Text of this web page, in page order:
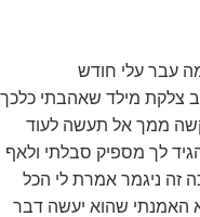
מה עבר עלי חודש
צלקת מילד שאהבתי כלכך
בקשה ממך אל תעשה לעוד
לך מספיק סבלתי ולאף
זה ניגמר אמרת לי הכל
האמנתי שהוא יעשה דבר